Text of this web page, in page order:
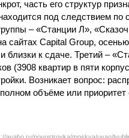
часть его структур
под следствием по
– «Станции Л»,
сайтах Capital Group,
близки к сдаче. Третий –
(3908 квартир в пяти
Возникает вопрос:
объёме или
avaho.ru/novostroyka/moskva/uvao/